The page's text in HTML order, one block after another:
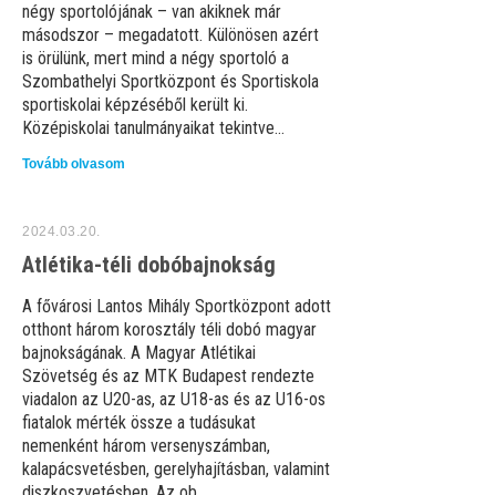
négy sportolójának – van akiknek már
másodszor – megadatott. Különösen azért
is örülünk, mert mind a négy sportoló a
Szombathelyi Sportközpont és Sportiskola
sportiskolai képzéséből került ki.
Középiskolai tanulmányaikat tekintve...
Tovább olvasom
2024.03.20.
Atlétika-téli dobóbajnokság
A fővárosi Lantos Mihály Sportközpont adott
otthont három korosztály téli dobó magyar
bajnokságának. A Magyar Atlétikai
Szövetség és az MTK Budapest rendezte
viadalon az U20-as, az U18-as és az U16-os
fiatalok mérték össze a tudásukat
nemenként három versenyszámban,
kalapácsvetésben, gerelyhajításban, valamint